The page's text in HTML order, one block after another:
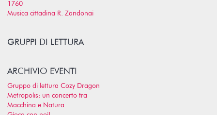
1760
Musica cittadina R. Zandonai
GRUPPI DI LETTURA
ARCHIVIO EVENTI
Gruppo di lettura Cozy Dragon
Metropolis: un concerto tra
Macchina e Natura